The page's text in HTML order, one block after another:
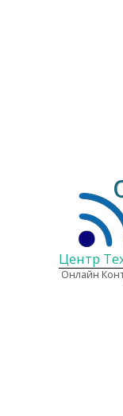
Центр
Онлайн